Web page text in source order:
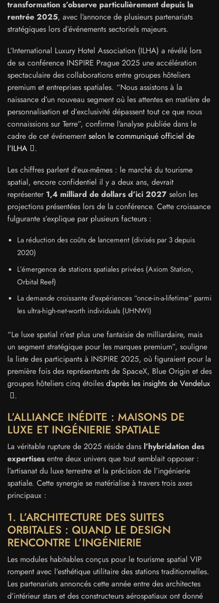
transformation s’observe particulièrement depuis la
rentrée 2025, avec l’annonce de plusieurs partenariats
stratégiques lors d’événements sectoriels majeurs.
L’International Luxury Hotel Association (ILHA) a révélé lors
de sa conférence INSPIRE Prague 2025 une accélération
spectaculaire des collaborations entre groupes hôteliers
premium et entreprises spatiales. “Nous assistons à la
naissance d’un nouveau segment où les attentes en matière de
personnalisation et d’exclusivité dépassent tout ce que nous
connaissions sur Terre”, confirme l’analyse publiée dans le
cadre de cet événement selon le communiqué officiel de
l’ILHA
.
Les chiffres parlent d’eux-mêmes : le marché du tourisme
spatial, encore confidentiel il y a deux ans, devrait
représenter 1,4 milliard de dollars d’ici 2027 selon les
projections présentées lors de la conférence. Cette croissance
fulgurante s’explique par plusieurs facteurs :
La réduction des coûts de lancement (divisés par 3 depuis
2020)
L’émergence de stations spatiales privées (Axiom Station,
Orbital Reef)
La demande croissante d’expériences “once-in-a-lifetime” parmi
les ultra-high-net-worth individuals (UHNWI)
“Le luxe spatial n’est plus une fantaisie de milliardaire, mais
un segment stratégique pour les marques premium”, souligne
la liste des participants à INSPIRE 2025, où figuraient pour la
première fois des représentants de SpaceX, Blue Origin et des
groupes hôteliers cinq étoiles d’après les insights de Vendelux
.
L’ALLIANCE INÉDITE : MAISONS DE
LUXE ET INGÉNIERIE SPATIALE
La véritable rupture de 2025 réside dans l’hybridation des
expertises entre deux univers que tout semblait opposer :
l’artisanat du luxe terrestre et la précision de l’ingénierie
spatiale. Cette synergie se matérialise à travers trois axes
principaux :
1. L’ARCHITECTURE DES SUITES
ORBITALES : QUAND LE DESIGN
RENCONTRE L’INGÉNIERIE
Les modules habitables conçus pour le tourisme spatial VIP
rompent avec l’esthétique utilitaire des stations traditionnelles.
Les partenariats annoncés cette année entre des architectes
d’intérieur stars et des constructeurs aérospatiaux ont donné